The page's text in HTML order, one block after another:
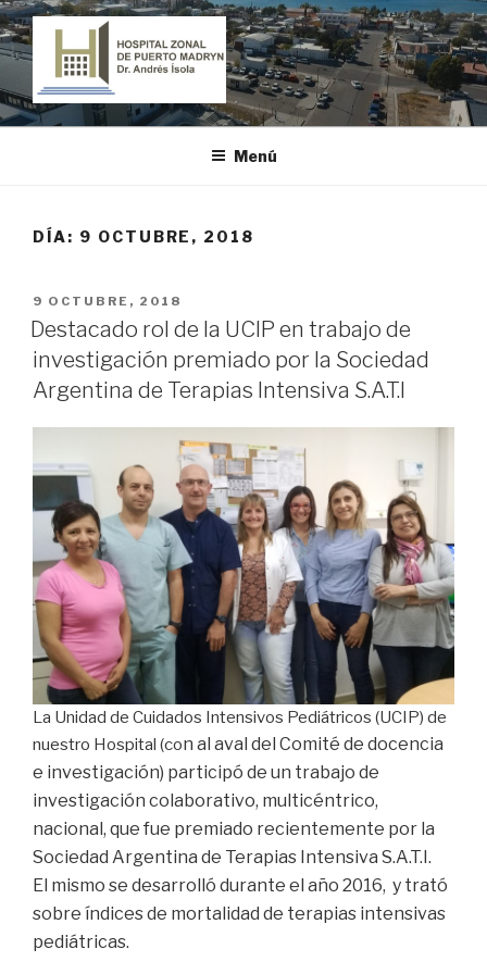
Ir
al
contenido
HOSPITAL ZONAL DE PUERTO
"Dr. Andrés Ísola"
Menú
DÍA: 9 OCTUBRE, 2018
PUBLICADO
EL
9 OCTUBRE, 2018
Destacado rol de la UCIP en trabajo de
investigación premiado por la Sociedad
Argentina de Terapias Intensiva S.A.T.I
La Unidad de Cuidados Intensivos Pediátricos (UCIP) de
nuestro Hospital (con al aval del Comité de docencia
e investigación) participó de un trabajo de
investigación colaborativo, multicéntrico,
nacional, que fue premiado recientemente por la
Sociedad Argentina de Terapias Intensiva S.A.T.I.
El mismo se desarrolló durante el año 2016, y trató
sobre índices de mortalidad de terapias intensivas
pediátricas.